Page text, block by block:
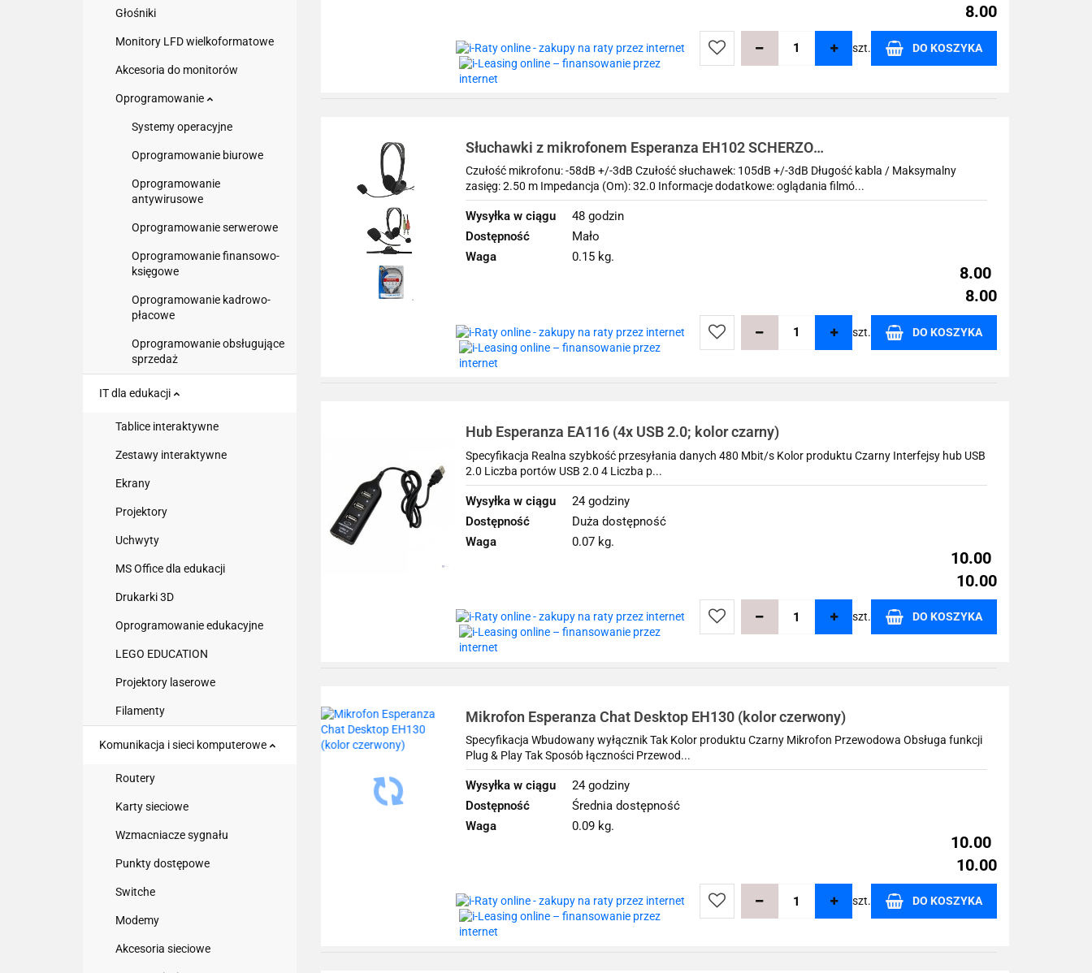
Głośniki
Monitory LFD wielkoformatowe
Akcesoria do monitorów
Oprogramowanie
Systemy operacyjne
Oprogramowanie biurowe
Oprogramowanie
antywirusowe
Oprogramowanie serwerowe
Oprogramowanie finansowo-
księgowe
Oprogramowanie kadrowo-
płacowe
Oprogramowanie obsługujące
sprzedaż
IT dla edukacji
Tablice interaktywne
Zestawy interaktywne
Ekrany
Projektory
Uchwyty
MS Office dla edukacji
Drukarki 3D
Oprogramowanie edukacyjne
LEGO EDUCATION
Projektory laserowe
Filamenty
Komunikacja i sieci komputerowe
Routery
Karty sieciowe
Wzmacniacze sygnału
Punkty dostępowe
Switche
Modemy
Akcesoria sieciowe
8.00
szt. DO KOSZYKA
Słuchawki z mikrofonem Esperanza EH102 SCHERZO
czarne
Czułość mikrofonu: -58dB +/-3dB Czułość słuchawek: 105dB +/-3dB Długość kabla / Maksymalny
zasięg: 2.50 m Impedancja (Om): 32.0 Informacje dodatkowe: oglądania filmó...
Wysyłka w ciągu
48 godzin
Dostępność
Mało
Waga
0.15 kg.
8.00
8.00
szt. DO KOSZYKA
Hub Esperanza EA116 (4x USB 2.0; kolor czarny)
Specyfikacja Realna szybkość przesyłania danych 480 Mbit/s Kolor produktu Czarny Interfejsy hub USB
2.0 Liczba portów USB 2.0 4 Liczba p...
Wysyłka w ciągu
24 godziny
Dostępność
Duża dostępność
Waga
0.07 kg.
10.00
10.00
szt. DO KOSZYKA
Mikrofon Esperanza Chat Desktop EH130 (kolor czerwony)
Specyfikacja Wbudowany wyłącznik Tak Kolor produktu Czarny Mikrofon Przewodowa Obsługa funkcji
Plug & Play Tak Sposób łączności Przewod...
Wysyłka w ciągu
24 godziny
Dostępność
Średnia dostępność
Waga
0.09 kg.
10.00
10.00
szt. DO KOSZYKA